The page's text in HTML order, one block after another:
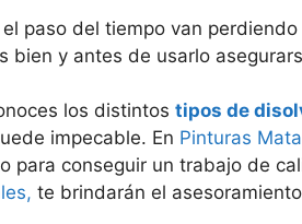
el paso del tiempo van
bien y antes de usarlo
los distintos tipos de
impecable. En Pinturas Mata
para conseguir un trabajo de
te brindarán el